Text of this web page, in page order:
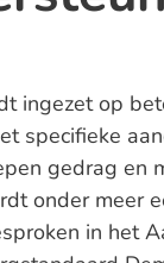
ingezet op
specifieke
gedrag en
onder meer
in het